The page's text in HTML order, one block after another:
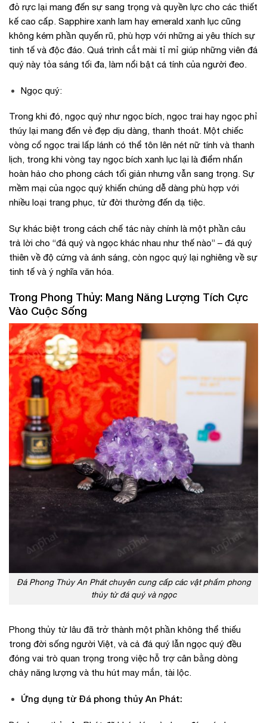
đỏ rực lại mang đến sự sang trọng và quyền lực cho các thiết
kế cao cấp. Sapphire xanh lam hay emerald xanh lục cũng
không kém phần quyến rũ, phù hợp với những ai yêu thích sự
tinh tế và độc đáo. Quá trình cắt mài tỉ mỉ giúp những viên đá
quý này tỏa sáng tối đa, làm nổi bật cá tính của người đeo.
Ngọc quý:
Trong khi đó, ngọc quý như ngọc bích, ngọc trai hay ngọc phỉ
thúy lại mang đến vẻ đẹp dịu dàng, thanh thoát. Một chiếc
vòng cổ ngọc trai lấp lánh có thể tôn lên nét nữ tính và thanh
lịch, trong khi vòng tay ngọc bích xanh lục lại là điểm nhấn
hoàn hảo cho phong cách tối giản nhưng vẫn sang trọng. Sự
mềm mại của ngọc quý khiến chúng dễ dàng phù hợp với
nhiều loại trang phục, từ đời thường đến dạ tiệc.
Sự khác biệt trong cách chế tác này chính là một phần câu
trả lời cho “đá quý và ngọc khác nhau như thế nào” – đá quý
thiên về độ cứng và ánh sáng, còn ngọc quý lại nghiêng về sự
tinh tế và ý nghĩa văn hóa.
Trong Phong Thủy: Mang Năng Lượng Tích Cực
Vào Cuộc Sống
Đá Phong Thủy An Phát chuyên cung cấp các vật phẩm phong
thủy từ đá quý và ngọc
Phong thủy từ lâu đã trở thành một phần không thể thiếu
trong đời sống người Việt, và cả đá quý lẫn ngọc quý đều
đóng vai trò quan trọng trong việc hỗ trợ cân bằng dòng
chảy năng lượng và thu hút may mắn, tài lộc.
Ứng dụng từ Đá phong thủy An Phát: